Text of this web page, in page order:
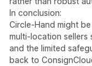
In conclusion:
Circle‑Hand might
multi‑location
and the limited
back to